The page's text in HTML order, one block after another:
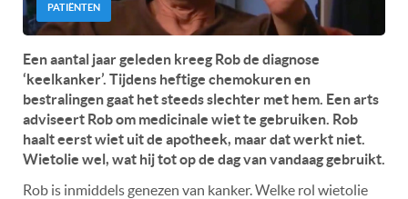
PATIËNTEN
Een aantal jaar geleden kreeg Rob de diagnose
‘keelkanker’. Tijdens heftige chemokuren en
bestralingen gaat het steeds slechter met hem. Een arts
adviseert Rob om medicinale wiet te gebruiken. Rob
haalt eerst wiet uit de apotheek, maar dat werkt niet.
Wietolie wel, wat hij tot op de dag van vandaag gebruikt.
Rob is inmiddels genezen van kanker. Welke rol wietolie